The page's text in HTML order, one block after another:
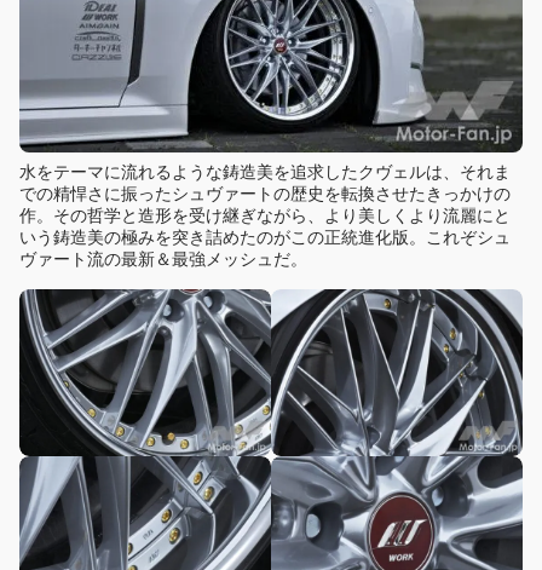
水をテーマに流れるような鋳造美を追求したクヴェルは、それま
での精悍さに振ったシュヴァートの歴史を転換させたきっかけの
作。その哲学と造形を受け継ぎながら、より美しくより流麗にと
いう鋳造美の極みを突き詰めたのがこの正統進化版。これぞシュ
ヴァート流の最新＆最強メッシュだ。